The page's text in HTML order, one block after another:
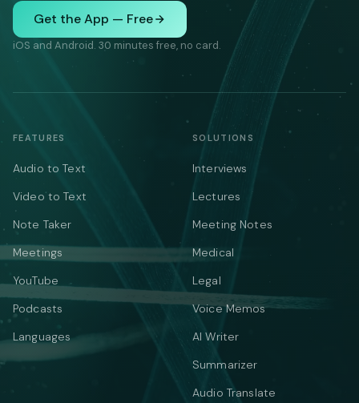
Get the App — Free
iOS and Android. 30 minutes free, no card.
FEATURES
Audio to Text
Video to Text
Note Taker
Meetings
YouTube
Podcasts
Languages
SOLUTIONS
Interviews
Lectures
Meeting Notes
Medical
Legal
Voice Memos
AI Writer
Summarizer
Audio Translate